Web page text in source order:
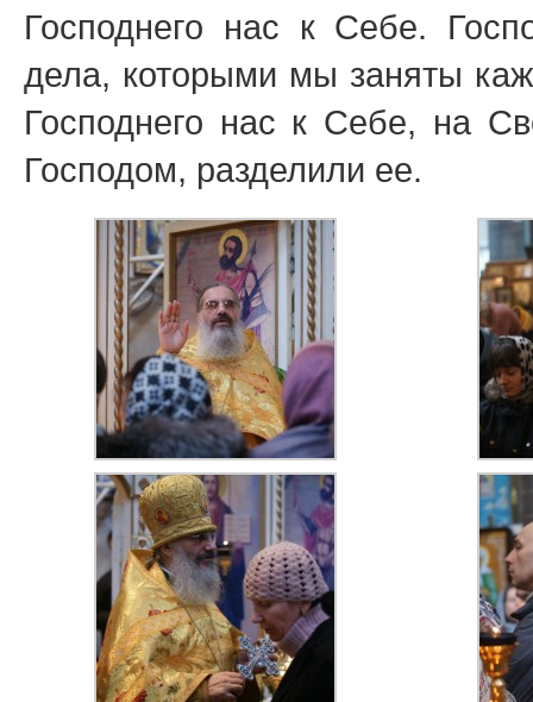
Господнего нас к Себе.
дела, которыми мы заняты
Господнего нас к Себе, на
Господом, разделили ее.